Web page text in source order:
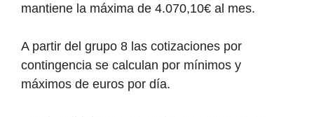
mantiene la máxima de 4.070,10€ al mes.
A partir del grupo 8 las cotizaciones por
contingencia se calculan por mínimos y
máximos de euros por día.